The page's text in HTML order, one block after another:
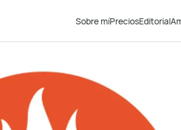
Sobre míPreciosEditorial